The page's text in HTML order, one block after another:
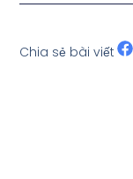
Chia sẻ bài viết